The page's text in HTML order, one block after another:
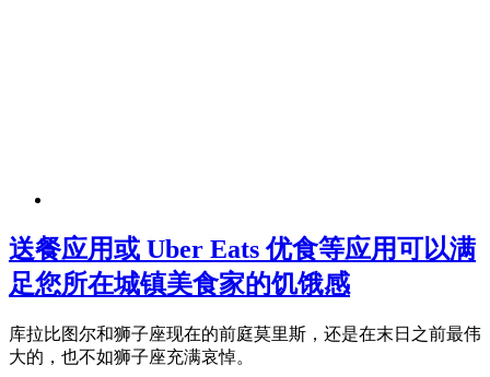
送餐应用或 Uber Eats 优食等应用可以满
足您所在城镇美食家的饥饿感
库拉比图尔和狮子座现在的前庭莫里斯，还是在末日之前最伟
大的，也不如狮子座充满哀悼。